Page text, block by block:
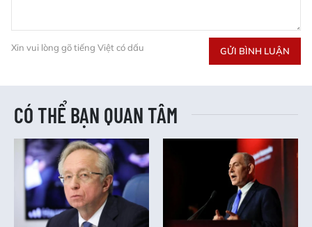
Xin vui lòng gõ tiếng Việt có dấu GỬI BÌNH LUẬN
CÓ THỂ BẠN QUAN TÂM